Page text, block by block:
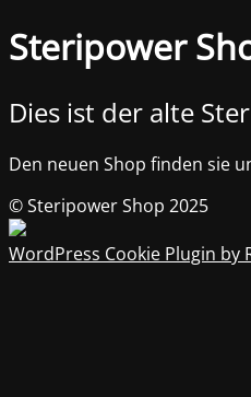
Steripower
Dies ist der alte
Den neuen Shop finden sie
© Steripower Shop 2025
WordPress Cookie Plugin by